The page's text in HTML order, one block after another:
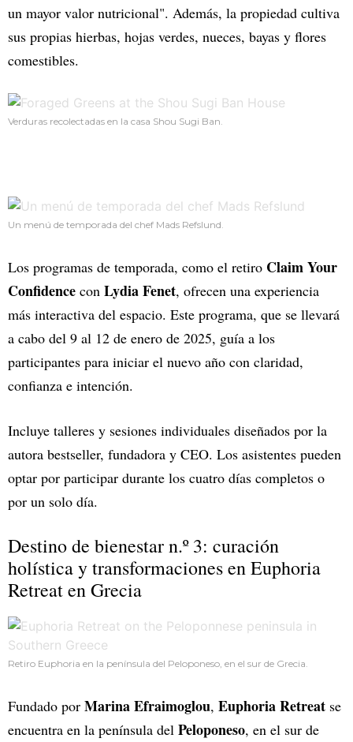
un mayor valor nutricional". Además, la propiedad cultiva
sus propias hierbas, hojas verdes, nueces, bayas y flores
comestibles.
Verduras recolectadas en la casa Shou Sugi Ban.
Un menú de temporada del chef Mads Refslund.
Los programas de temporada, como el retiro Claim Your
Confidence con Lydia Fenet, ofrecen una experiencia
más interactiva del espacio. Este programa, que se llevará
a cabo del 9 al 12 de enero de 2025, guía a los
participantes para iniciar el nuevo año con claridad,
confianza e intención.
Incluye talleres y sesiones individuales diseñados por la
autora bestseller, fundadora y CEO. Los asistentes pueden
optar por participar durante los cuatro días completos o
por un solo día.
Destino de bienestar n.º 3: curación
holística y transformaciones en Euphoria
Retreat en Grecia
Retiro Euphoria en la península del Peloponeso, en el sur de Grecia.
Fundado por Marina Efraimoglou, Euphoria Retreat se
encuentra en la península del Peloponeso, en el sur de